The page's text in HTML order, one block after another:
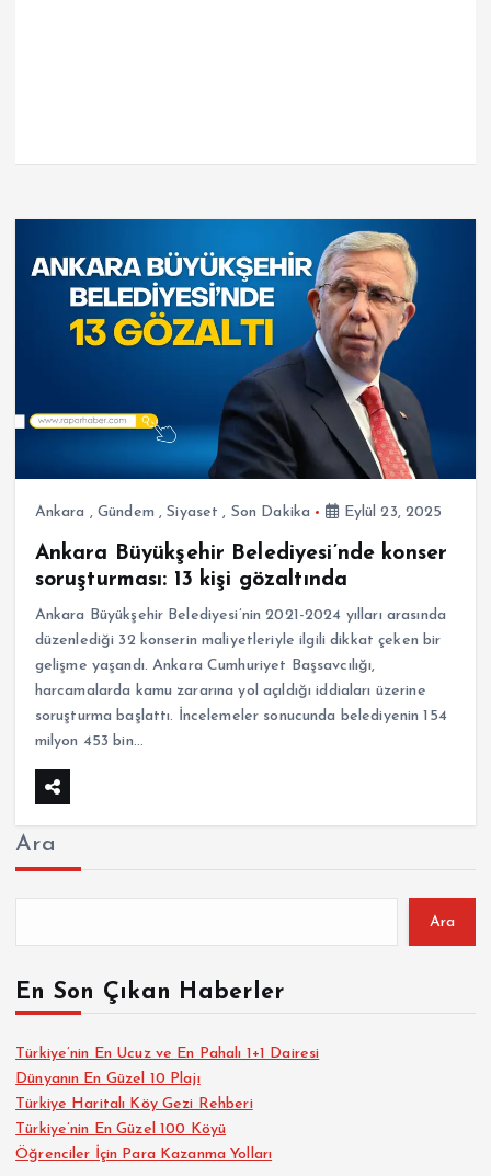
Ankara , Gündem ,Siyaset , Son Dakika Eylül 23, 2025
Ankara Büyükşehir Belediyesi’nde konser
soruşturması: 13 kişi gözaltında
Ankara Büyükşehir Belediyesi’nin 2021-2024 yılları arasında
düzenlediği 32 konserin maliyetleriyle ilgili dikkat çeken bir
gelişme yaşandı. Ankara Cumhuriyet Başsavcılığı,
harcamalarda kamu zararına yol açıldığı iddiaları üzerine
soruşturma başlattı. İncelemeler sonucunda belediyenin 154
milyon 453 bin…
Ara
Ara
En Son Çıkan Haberler
Türkiye’nin En Ucuz ve En Pahalı 1+1 Dairesi
Dünyanın En Güzel 10 Plajı
Türkiye Haritalı Köy Gezi Rehberi
Türkiye’nin En Güzel 100 Köyü
Öğrenciler İçin Para Kazanma Yolları